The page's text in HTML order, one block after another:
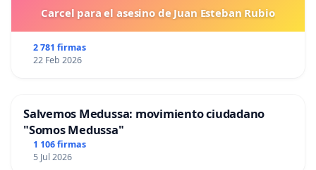
Carcel para el asesino de Juan Esteban Rubio
2 781 firmas
22 Feb 2026
Salvemos Medussa: movimiento ciudadano
"Somos Medussa"
1 106 firmas
5 Jul 2026